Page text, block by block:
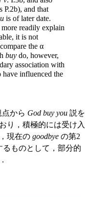
P.2b), and that
is of later date.
readily explain
it is not
the α
buy do, however,
association with
have influenced the
から God buy you 説を
り，積極的には受け入
現在の goodbye の第2
ものとして，部分的